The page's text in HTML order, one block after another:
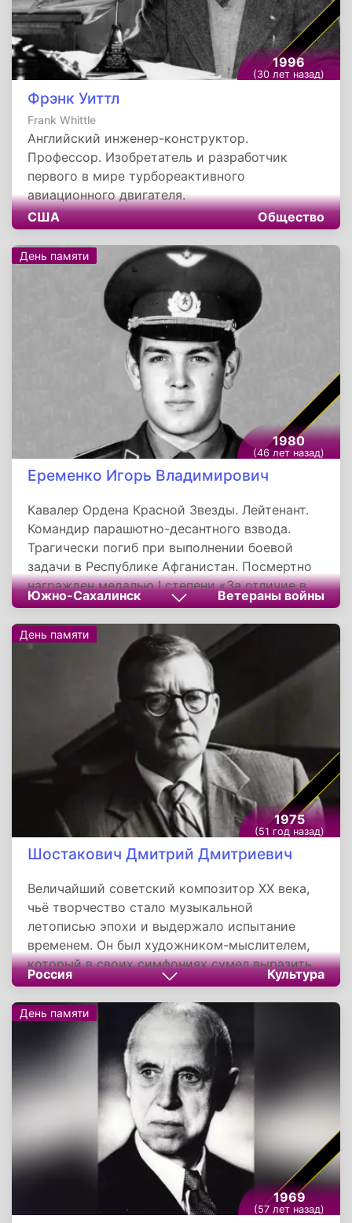
1996
(30 лет назад)
Фрэнк Уиттл
Frank Whittle
Английский инженер-конструктор.
Профессор. Изобретатель и разработчик
первого в мире турбореактивного
авиационного двигателя.
США
Общество
1980
(46 лет назад)
Еременко Игорь Владимирович
Кавалер Ордена Красной Звезды. Лейтенант.
Командир парашютно-десантного взвода.
Трагически погиб при выполнении боевой
задачи в Республике Афганистан. Посмертно
награжден медалью I степени «За отличие в
воинской службе» и «От благодарного
афганского народа».
Южно-Сахалинск Ветераны войны
День памяти
1975
(51 год назад)
Шостакович Дмитрий Дмитриевич
Величайший советский композитор XX века,
чьё творчество стало музыкальной
летописью эпохи и выдержало испытание
временем. Он был художником-мыслителем,
который в своих симфониях сумел выразить
трагические противоречия своего времени и
остаться верным нравственным идеалам. Его
наследие является мощным духовным
мостом, соединяющим прошлое и настоящее.
Россия Культура
День памяти
1969
(57 лет назад)
День памяти